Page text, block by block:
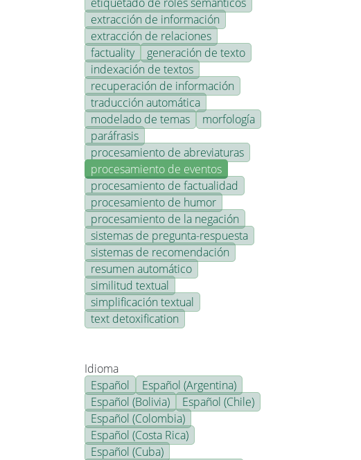
extracción de información
extracción de relaciones
factuality
generación de texto
indexación de textos
recuperación de información
traducción automática
modelado de temas
morfología
paráfrasis
procesamiento de abreviaturas
procesamiento de eventos
procesamiento de factualidad
procesamiento de humor
procesamiento de la negación
sistemas de pregunta-respuesta
sistemas de recomendación
resumen automático
similitud textual
simplificación textual
text detoxification
Idioma
Español
Español (Argentina)
Español (Bolivia)
Español (Chile)
Español (Colombia)
Español (Costa Rica)
Español (Cuba)